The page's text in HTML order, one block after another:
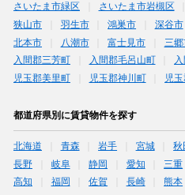
さいたま市緑区
さいたま市岩槻区
狭山市
羽生市 鴻巣市 深谷市
北本市
八潮市 富士見市 三郷
入間郡三芳町
入間郡毛呂山町
児玉郡美里町
児玉郡神川町 児
都道府県別に賃貸物件を探す
北海道 青森 岩手 宮城 秋
長野
岐阜 静岡 愛知 三重
高知
福岡 佐賀 長崎 熊本